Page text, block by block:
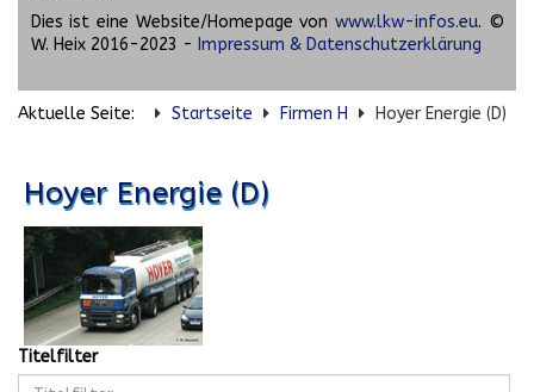
Dies ist eine Website/Homepage von www.lkw-infos.eu. ©
W. Heix 2016-2023 - Impressum & Datenschutzerklärung
Aktuelle Seite: Startseite Firmen H Hoyer Energie (D)
Hoyer Energie (D)
Titelfilter